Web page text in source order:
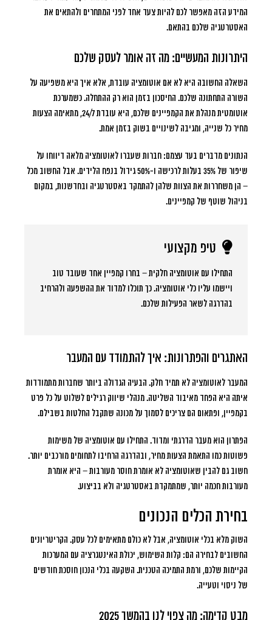
המידע הזה מאפשר לכם להיות צעד אחד לפני המתחרים ולהתאים את
האסטרטגיה שלכם בהתאם.
היתרונות המעשיים: מה זה אומר לעסק שלכם
השאלה החשובה היא לא אם אוטומציה עובדת, אלא איך היא משפיעה על
השורה התחתונה שלכם. החיסכון בזמן הוא רק ההתחלה. כשמערכת
אוטומטית מנהלת את הקמפיינים שלכם, היא עובדת 24/7, מתאימה הצעות
מחיר כל שנייה, ומגיבה לשינויים בשוק בזמן אמת.
הנתונים מדברים בעד עצמם: חברות שעברו לאוטומציה מלאה דיווחו על
שיפור של 35% בעלות לרכישה ו-50% גידול בנפח הלידים
. אבל החשוב מכל
– הן משחררות את הצוות שלהן להתמקד באסטרטגיה ובחדשנות, במקום
בניהול שוטף של קמפיינים.
טיפ מקצועי
התחילו עם אוטומציה חלקית – בחרו קמפיין אחד שעובד טוב
ויישמו עליו כלי אוטומציה. כך תוכלו למדוד את ההשפעה ולהרחיב
בהדרגה לשאר הפעילות שלכם.
האתגרים והפתרונות: איך להתמודד עם המעבר
המעבר לאוטומציה לא תמיד חלק. הבעיה הגדולה ביותר שחברות מתמודדות
איתה היא הפחד מאיבוד השליטה. מנהלי שיווק רגילים לשלוט על כל פרט
בקמפיין, ופתאום הם צריכים לסמוך על מכונה שתקבל החלטות בשבילם.
הפתרון הוא מעבר הדרגתי ומדוד. התחילו עם אוטומציה של משימות
פשוטות כמו התאמת הצעות מחיר, ובהדרגה הרחיבו לתחומים מורכבים יותר.
חשוב גם להבין שאוטומציה לא אומרת חוסר מעורבות – היא אומרת
מעורבות חכמה יותר, שמתמקדת באסטרטגיה ולא בביצוע.
בחירת הכלים הנכונים
השוק מלא בכלי אוטומציה, אבל לא כולם מתאימים לכל עסק. הקריטריונים
החשובים לבחירה הם: קלות השימוש, יכולת האינטגרציה עם המערכות
הקיימות שלכם, ורמת התמיכה הטכנית. השקעה בכלי הנכון חוסכת חודשים
של ניסוי וטעייה.
מבט קדימה: מה צפוי לנו בהמשך 2025